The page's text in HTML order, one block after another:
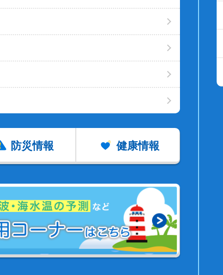
防災情報 健康情報